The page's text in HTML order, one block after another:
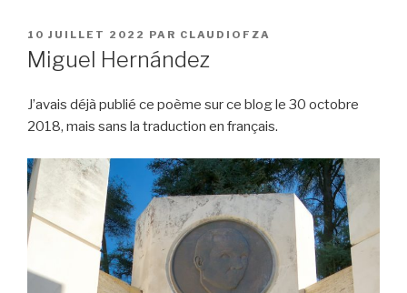
PUBLIÉ
LE
10 JUILLET 2022 PAR CLAUDIOFZA
Miguel Hernández
J’avais déjà publié ce poème sur ce blog le 30 octobre
2018, mais sans la traduction en français.